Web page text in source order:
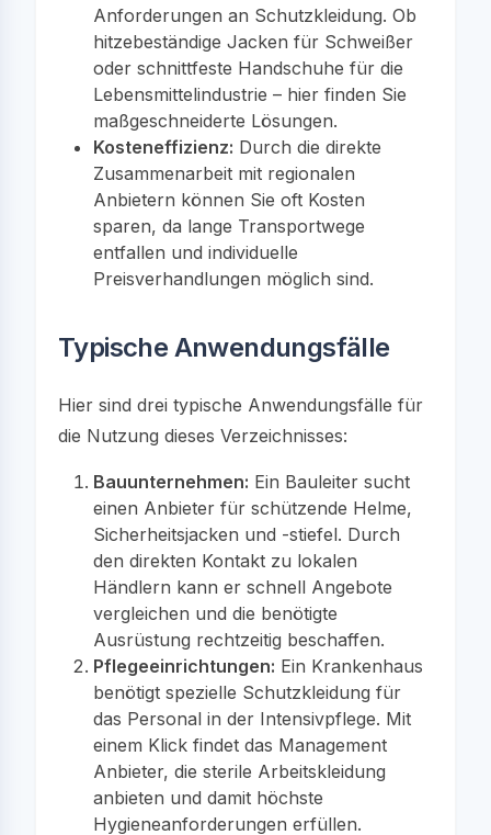
Anforderungen an Schutzkleidung. Ob
hitzebeständige Jacken für Schweißer
oder schnittfeste Handschuhe für die
Lebensmittelindustrie – hier finden Sie
maßgeschneiderte Lösungen.
Kosteneffizienz: Durch die direkte
Zusammenarbeit mit regionalen
Anbietern können Sie oft Kosten
sparen, da lange Transportwege
entfallen und individuelle
Preisverhandlungen möglich sind.
Typische Anwendungsfälle
Hier sind drei typische Anwendungsfälle für
die Nutzung dieses Verzeichnisses:
Bauunternehmen: Ein Bauleiter sucht
einen Anbieter für schützende Helme,
Sicherheitsjacken und -stiefel. Durch
den direkten Kontakt zu lokalen
Händlern kann er schnell Angebote
vergleichen und die benötigte
Ausrüstung rechtzeitig beschaffen.
Pflegeeinrichtungen: Ein Krankenhaus
benötigt spezielle Schutzkleidung für
das Personal in der Intensivpflege. Mit
einem Klick findet das Management
Anbieter, die sterile Arbeitskleidung
anbieten und damit höchste
Hygieneanforderungen erfüllen.